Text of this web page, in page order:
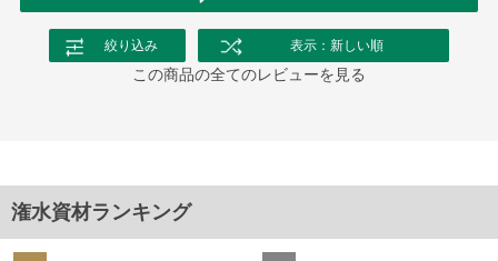
絞り込み 表示：新しい順
この商品の全てのレビューを見る
潅水資材ランキング